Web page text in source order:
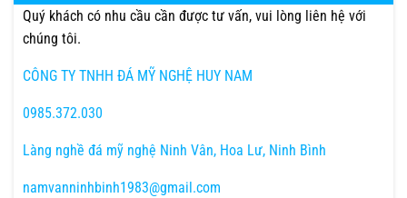
Quý khách có nhu cầu cần được tư vấn, vui lòng liên hệ với
chúng tôi.
CÔNG TY TNHH ĐÁ MỸ NGHỆ HUY NAM
0985.372.030
Làng nghề đá mỹ nghệ Ninh Vân, Hoa Lư, Ninh Bình
namvanninhbinh1983@gmail.com